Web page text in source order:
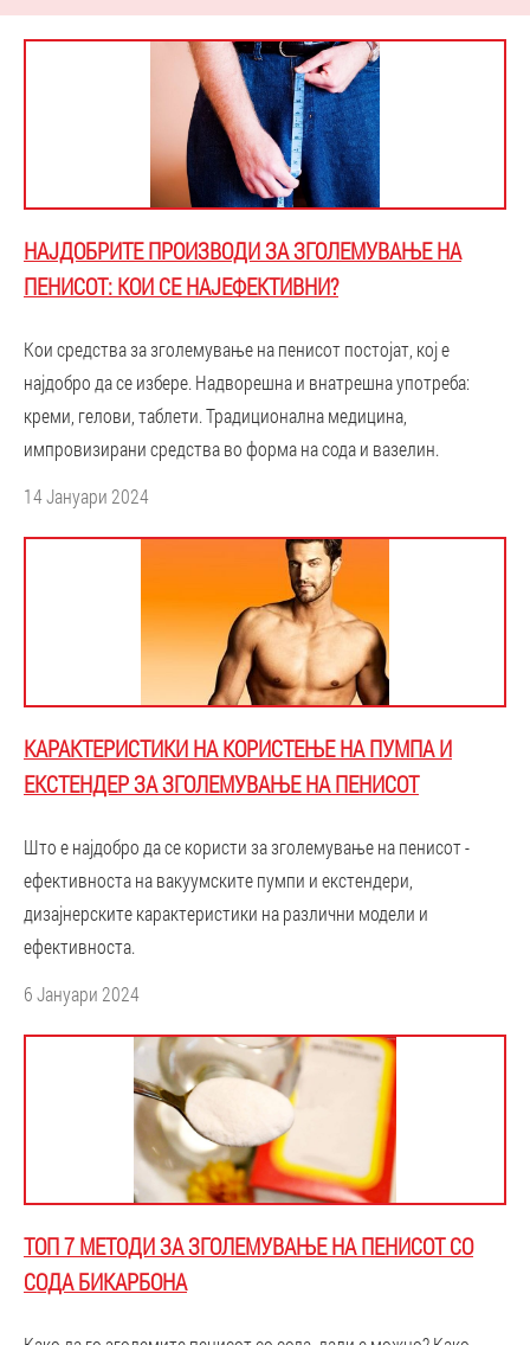
НАЈДОБРИТЕ ПРОИЗВОДИ ЗА ЗГОЛЕМУВАЊЕ НА
ПЕНИСОТ: КОИ СЕ НАЈЕФЕКТИВНИ?
Кои средства за зголемување на пенисот постојат, кој е
најдобро да се избере. Надворешна и внатрешна употреба:
креми, гелови, таблети. Традиционална медицина,
импровизирани средства во форма на сода и вазелин.
14 Јануари 2024
КАРАКТЕРИСТИКИ НА КОРИСТЕЊЕ НА ПУМПА И
ЕКСТЕНДЕР ЗА ЗГОЛЕМУВАЊЕ НА ПЕНИСОТ
Што е најдобро да се користи за зголемување на пенисот -
ефективноста на вакуумските пумпи и екстендери,
дизајнерските карактеристики на различни модели и
ефективноста.
6 Јануари 2024
ТОП 7 МЕТОДИ ЗА ЗГОЛЕМУВАЊЕ НА ПЕНИСОТ СО
СОДА БИКАРБОНА